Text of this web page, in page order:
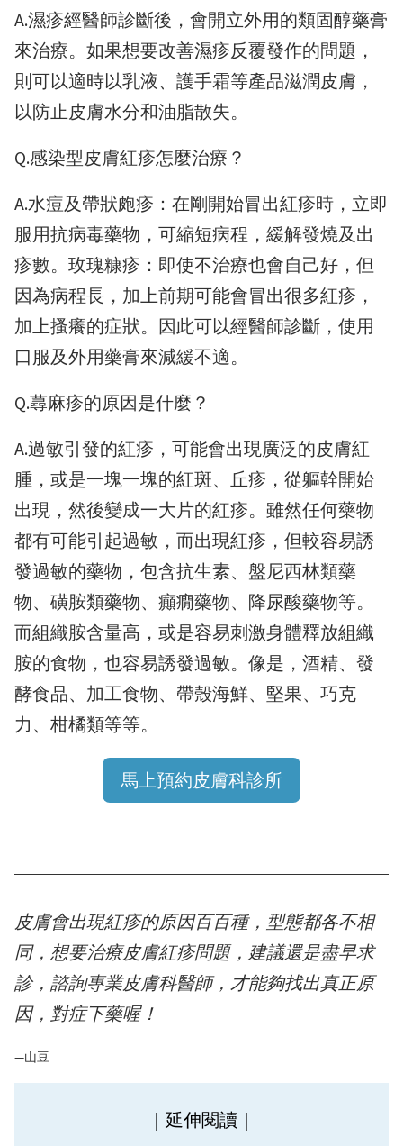
A.濕疹經醫師診斷後，會開立外用的類固醇藥膏
來治療。如果想要改善濕疹反覆發作的問題，
則可以適時以乳液、護手霜等產品滋潤皮膚，
以防止皮膚水分和油脂散失。
Q.感染型皮膚紅疹怎麼治療？
A.水痘及帶狀皰疹：在剛開始冒出紅疹時，立即
服用抗病毒藥物，可縮短病程，緩解發燒及出
疹數。玫瑰糠疹：即使不治療也會自己好，但
因為病程長，加上前期可能會冒出很多紅疹，
加上搔癢的症狀。因此可以經醫師診斷，使用
口服及外用藥膏來減緩不適。
Q.蕁麻疹的原因是什麼？
A.過敏引發的紅疹，可能會出現廣泛的皮膚紅
腫，或是一塊一塊的紅斑、丘疹，從軀幹開始
出現，然後變成一大片的紅疹。雖然任何藥物
都有可能引起過敏，而出現紅疹，但較容易誘
發過敏的藥物，包含抗生素、盤尼西林類藥
物、磺胺類藥物、癲癇藥物、降尿酸藥物等。
而組織胺含量高，或是容易刺激身體釋放組織
胺的食物，也容易誘發過敏。像是，酒精、發
酵食品、加工食物、帶殼海鮮、堅果、巧克
力、柑橘類等等。
馬上預約皮膚科診所
皮膚會出現紅疹的原因百百種，型態都各不相
同，想要治療皮膚紅疹問題，建議還是盡早求
診，諮詢專業皮膚科醫師，才能夠找出真正原
因，對症下藥喔！
—山豆
｜延伸閱讀｜